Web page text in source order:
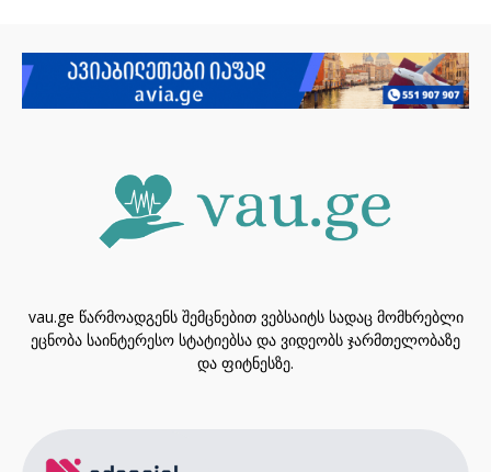
vau.ge წარმოადგენს შემცნებით ვებსაიტს სადაც მომხრებლი
ეცნობა საინტერესო სტატიებსა და ვიდეობს ჯარმთელობაზე
და ფიტნესზე.